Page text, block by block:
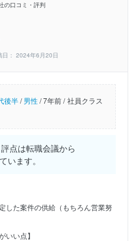
の口コミ・評判
日： 2024年6月20日
後半/男性/7年前 / 社員クラス
点は転職会議から
います。
した案件の供給（もちろん営業努
いい点】